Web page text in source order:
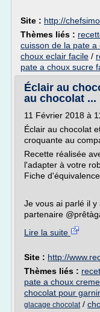
Site : http://
Thèmes liés :
cuisson de la pate
choux eclair facile /
pate a choux sucre
Éclair au
au chocolat ...
11 Février 2018 à
Éclair au chocolat
croquante au
Recette réalisée
l'adapter à votre
Fiche
Je vous ai parlé il
partenaire
Lire la suite
Site : http://
Thèmes liés :
pate a choux
chocolat pour
glacage chocolat/